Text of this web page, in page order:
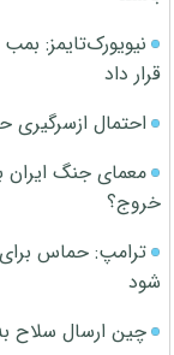
قرار داد
احتمال ازسرگیری
معمای جنگ ایران
خروج؟
ترامپ: حماس
شود
چین ارسال سلاح